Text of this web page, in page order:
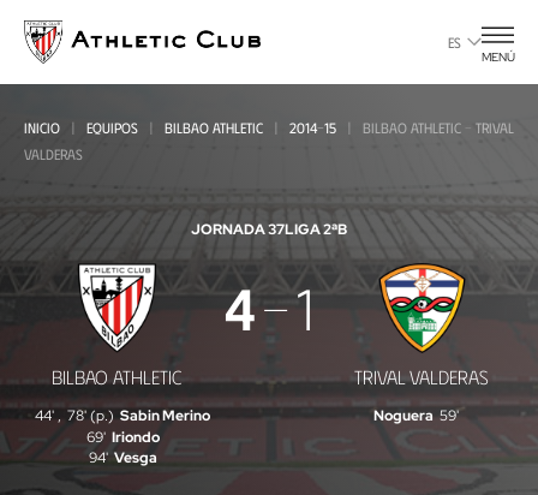
contenido
principal
ES
MENÚ
INICIO EQUIPOS BILBAO ATHLETIC 2014-15
BILBAO ATHLETIC - TRIVAL
VALDERAS
JORNADA 37LIGA 2ªB
Bilbao
Athletic
Trival
Valderas
BILBAO ATHLETIC
4 1
TRIVAL VALDERAS
44' , 78' (p.) Sabin Merino
69' Iriondo
94' Vesga
Noguera 59'